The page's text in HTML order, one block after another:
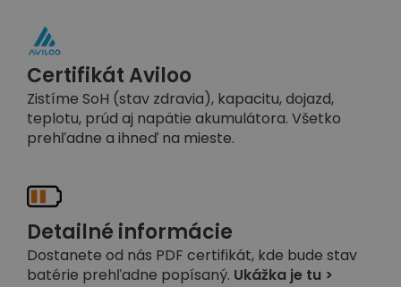
Certifikát Aviloo
Zistíme SoH (stav zdravia), kapacitu, dojazd,
teplotu, prúd aj napätie akumulátora. Všetko
prehľadne a ihneď na mieste.
Detailné informácie
Dostanete od nás PDF certifikát, kde bude stav
batérie prehľadne popísaný. Ukážka je tu >